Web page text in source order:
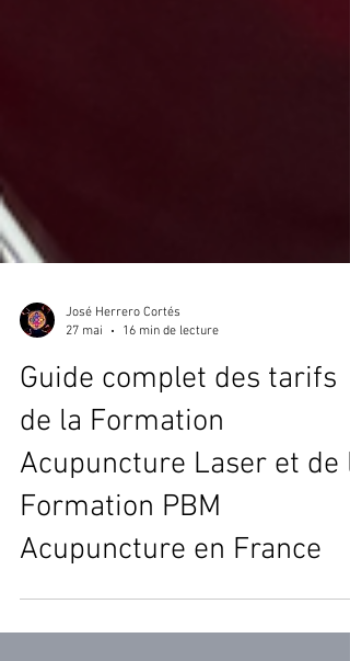
27 mai
16 min de lecture
Guide complet des tarifs
de la Formation
Acupuncture Laser et de la
Formation PBM
Acupuncture en France